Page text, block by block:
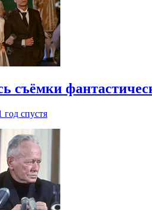
съёмки
год спустя